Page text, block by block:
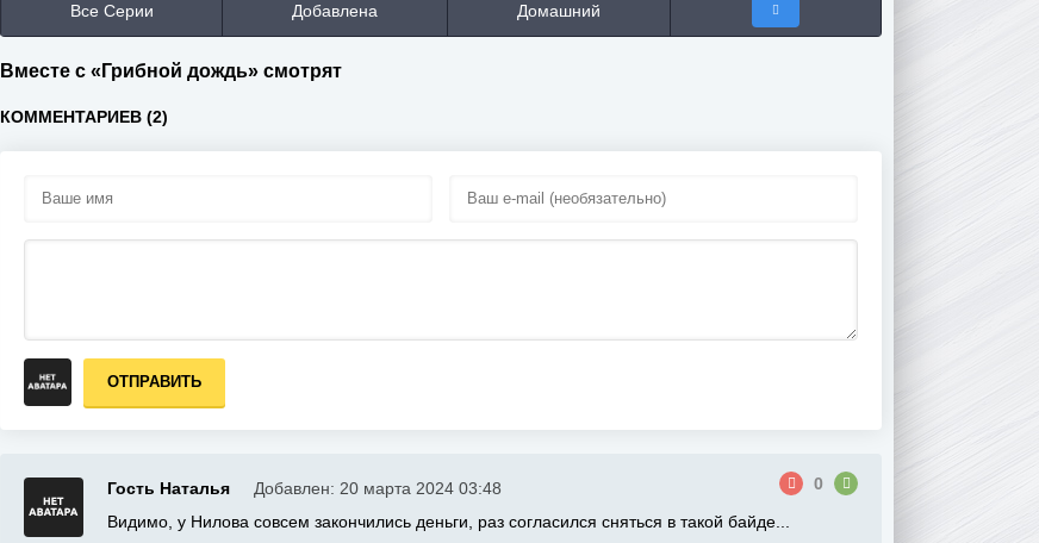
Все Серии Добавлена Домашний
Вместе с «Грибной дождь» смотрят
КОММЕНТАРИЕВ (2)
ОТПРАВИТЬ
Гость Наталья Добавлен: 20 марта 2024 03:48
0
Видимо, у Нилова совсем закончились деньги, раз согласился сняться в такой байде...